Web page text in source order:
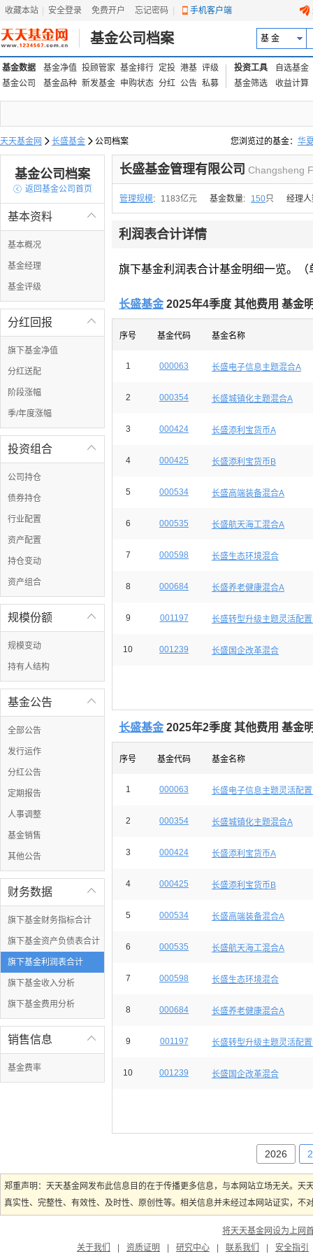
收藏本站 安全登录 免费开户 忘记密码 手机客户端
基金公司档案 基 金
基金数据 基金净值 投顾管家 基金排行 定投 港基 评级
基金公司
基金品种 新发基金 申购状态 分红 公告 私募
投资工具
自选基金
基金筛选
收益计算
天天基金网  长盛基金  公司档案 您浏览过的基金： 华
易方达上证中盘ETF联
基金公司档案
 返回基金公司首页

基本资料
基本概况
基金经理
基金评级

分红回报
旗下基金净值
分红送配
阶段涨幅
季/年度涨幅

投资组合
公司持仓
债券持仓
行业配置
资产配置
持仓变动
资产组合

规模份额
规模变动
持有人结构

基金公告
全部公告
发行运作
分红公告
定期报告
人事调整
基金销售
其他公告

财务数据
旗下基金财务指标合计
旗下基金资产负债表合计
旗下基金利润表合计
旗下基金收入分析
旗下基金费用分析

销售信息
基金费率
长盛基金管理有限公司 Changsheng
管理规模: 1183亿元 基金数量: 150只 经理
利润表合计详情
旗下基金利润表合计基金明细一览。（
长盛基金 2025年4季度 其他费用 基金
序号 基金代码 基金名称
1 000063 长盛电子信息主题混合A
2 000354 长盛城镇化主题混合A
3 000424 长盛添利宝货币A
4 000425 长盛添利宝货币B
5 000534 长盛高端装备混合A
6 000535 长盛航天海工混合A
7 000598 长盛生态环境混合
8 000684 长盛养老健康混合A
9 001197 长盛转型升级主题灵活配
10 001239 长盛国企改革混合
长盛基金 2025年2季度 其他费用 基金
序号 基金代码 基金名称
1 000063 长盛电子信息主题灵活配
2 000354 长盛城镇化主题混合A
3 000424 长盛添利宝货币A
4 000425 长盛添利宝货币B
5 000534 长盛高端装备混合A
6 000535 长盛航天海工混合A
7 000598 长盛生态环境混合
8 000684 长盛养老健康混合A
9 001197 长盛转型升级主题灵活配
10 001239 长盛国企改革混合
2026
郑重声明：天天基金网发布此信息目的在于传播更多信息，与本网站立场无关。
真实性、完整性、有效性、及时性、原创性等。相关信息并未经过本网站证实，
将天天基金网设为上网
关于我们
资质证明 研究中心 联系我们 安全指引